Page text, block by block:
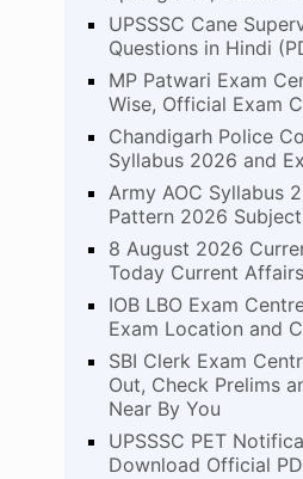
UPSSSC Cane
Questions in Hindi
MP Patwari Exam
Wise, Official Exam
Chandigarh Police
Syllabus 2026 and
Army AOC Syllabus
Pattern 2026
8 August 2026
Today Current
IOB LBO Exam
Exam Location and
SBI Clerk Exam
Out, Check Prelims
Near By You
UPSSSC PET
Download Official